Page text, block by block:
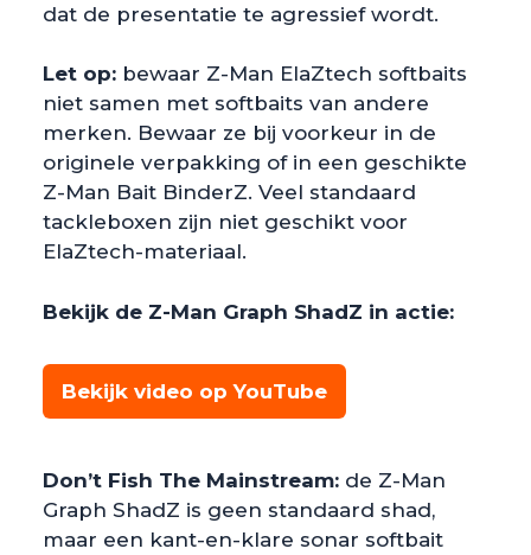
dat de presentatie te agressief wordt.
Let op: bewaar Z-Man ElaZtech softbaits
niet samen met softbaits van andere
merken. Bewaar ze bij voorkeur in de
originele verpakking of in een geschikte
Z-Man Bait BinderZ. Veel standaard
tackleboxen zijn niet geschikt voor
ElaZtech-materiaal.
Bekijk de Z-Man Graph ShadZ in actie:
Bekijk video op YouTube
Don’t Fish The Mainstream: de Z-Man
Graph ShadZ is geen standaard shad,
maar een kant-en-klare sonar softbait